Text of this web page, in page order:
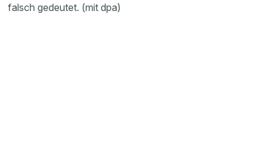
falsch gedeutet. (mit dpa)